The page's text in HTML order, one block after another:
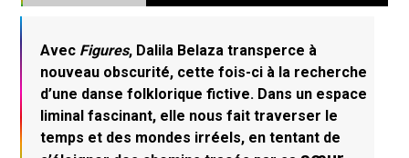
Avec Figures, Dalila Belaza transperce à
nouveau obscurité, cette fois-ci à la recherche
d’une danse folklorique fictive. Dans un espace
liminal fascinant, elle nous fait traverser le
temps et des mondes irréels, en tentant de